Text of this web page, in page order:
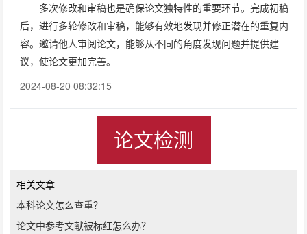
多次修改和审稿也是确保论文独特性的重要环节。完成初稿
后，进行多轮修改和审稿，能够有效地发现并修正潜在的重复内
容。邀请他人审阅论文，能够从不同的角度发现问题并提供建
议，使论文更加完善。
2024-08-20 08:32:15
论文检测
相关文章
本科论文怎么查重？
论文中参考文献被标红怎么办？